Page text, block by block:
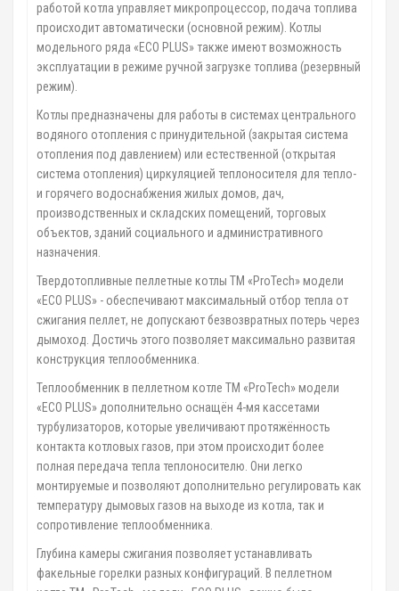
работой котла управляет микропроцессор, подача топлива
происходит автоматически (основной режим). Котлы
модельного ряда «ECO PLUS» также имеют возможность
эксплуатации в режиме ручной загрузке топлива (резервный
режим).
Котлы предназначены для работы в системах центрального
водяного отопления с принудительной (закрытая система
отопления под давлением) или естественной (открытая
система отопления) циркуляцией теплоносителя для тепло-
и горячего водоснабжения жилых домов, дач,
производственных и складских помещений, торговых
объектов, зданий социального и административного
назначения.
Твердотопливные пеллетные котлы ТМ «ProTech» модели
«ECO PLUS» - обеспечивают максимальный отбор тепла от
сжигания пеллет, не допускают безвозвратных потерь через
дымоход. Достичь этого позволяет максимально развитая
конструкция теплообменника.
Теплообменник в пеллетном котле ТМ «ProTech» модели
«ECO PLUS» дополнительно оснащён 4-мя кассетами
турбулизаторов, которые увеличивают протяжённость
контакта котловых газов, при этом происходит более
полная передача тепла теплоносителю. Они легко
монтируемые и позволяют дополнительно регулировать как
температуру дымовых газов на выходе из котла, так и
сопротивление теплообменника.
Глубина камеры сжигания позволяет устанавливать
факельные горелки разных конфигураций. В пеллетном